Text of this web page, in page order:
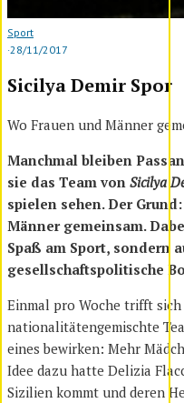
Sport
·28/11/2017
Sicilya Demir Spor
Wo Frauen und Männer
Manchmal bleiben
sie das Team von Sicilya
spielen sehen. Der
Männer gemeinsam.
Spaß am Sport, sondern
gesellschaftspolitische
Einmal pro Woche trifft
nationalitätengemischte
eines bewirken: Mehr
Idee dazu hatte Delizia
Sizilien kommt und deren